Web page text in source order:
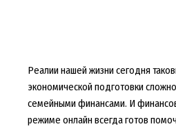
Реалии нашей жизни сегодня
экономической подготовки
семейными финансами. И
режиме онлайн всегда готов